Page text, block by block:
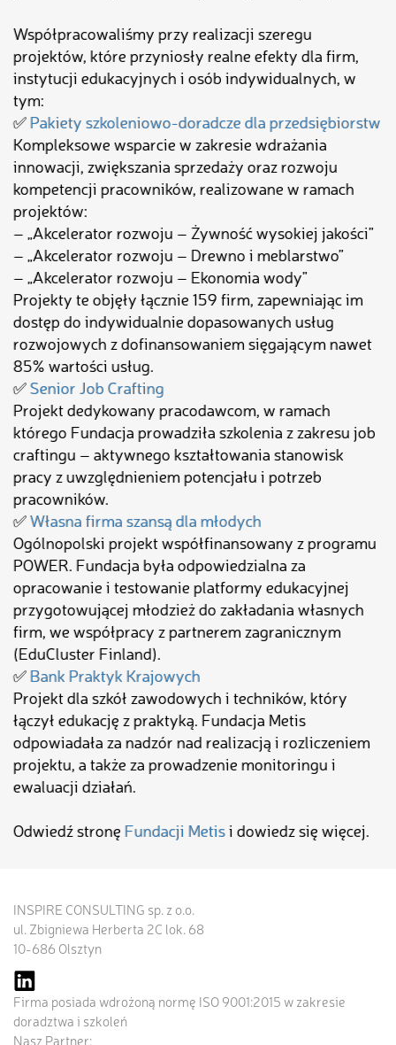
Współpracowaliśmy przy realizacji szeregu
projektów, które przyniosły realne efekty dla firm,
instytucji edukacyjnych i osób indywidualnych, w
tym:
✅Pakiety szkoleniowo-doradcze dla przedsiębiorstw
Kompleksowe wsparcie w zakresie wdrażania
innowacji, zwiększania sprzedaży oraz rozwoju
kompetencji pracowników, realizowane w ramach
projektów:
– „Akcelerator rozwoju – Żywność wysokiej jakości”
– „Akcelerator rozwoju – Drewno i meblarstwo”
– „Akcelerator rozwoju – Ekonomia wody”
Projekty te objęły łącznie 159 firm, zapewniając im
dostęp do indywidualnie dopasowanych usług
rozwojowych z dofinansowaniem sięgającym nawet
85% wartości usług.
✅Senior Job Crafting
Projekt dedykowany pracodawcom, w ramach
którego Fundacja prowadziła szkolenia z zakresu job
craftingu – aktywnego kształtowania stanowisk
pracy z uwzględnieniem potencjału i potrzeb
pracowników.
✅Własna firma szansą dla młodych
Ogólnopolski projekt współfinansowany z programu
POWER. Fundacja była odpowiedzialna za
opracowanie i testowanie platformy edukacyjnej
przygotowującej młodzież do zakładania własnych
firm, we współpracy z partnerem zagranicznym
(EduCluster Finland).
✅Bank Praktyk Krajowych
Projekt dla szkół zawodowych i techników, który
łączył edukację z praktyką. Fundacja Metis
odpowiadała za nadzór nad realizacją i rozliczeniem
projektu, a także za prowadzenie monitoringu i
ewaluacji działań.
Odwiedź stronę Fundacji Metisi dowiedz się więcej.
INSPIRE CONSULTING sp. z o.o.
ul. Zbigniewa Herberta 2C lok. 68
10-686 Olsztyn
Firma posiada wdrożoną normę ISO 9001:2015 w zakresie
doradztwa i szkoleń
Nasz Partner: